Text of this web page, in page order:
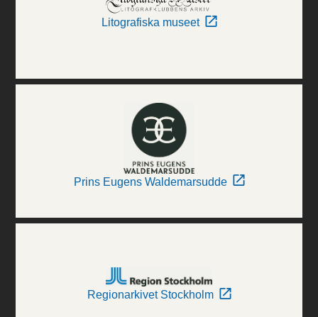
Litografiska museet
Prins Eugens Waldemarsudde
Regionarkivet Stockholm